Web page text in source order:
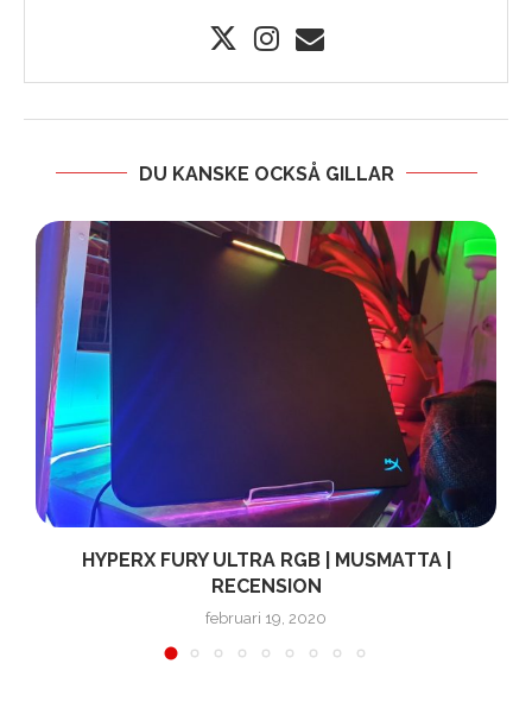
DU KANSKE OCKSÅ GILLAR
HYPERX FURY ULTRA RGB | MUSMATTA |
RECENSION
februari 19, 2020